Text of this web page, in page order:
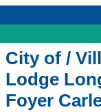
City of /
Lodge
Foyer